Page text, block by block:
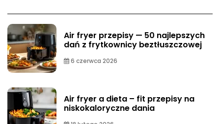
Air fryer przepisy — 50 najlepszych
dań z frytkownicy beztłuszczowej
6 czerwca 2026
Air fryer a dieta – fit przepisy na
niskokaloryczne dania